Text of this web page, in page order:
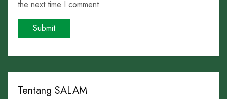
the next time I comment.
Tentang SALAM